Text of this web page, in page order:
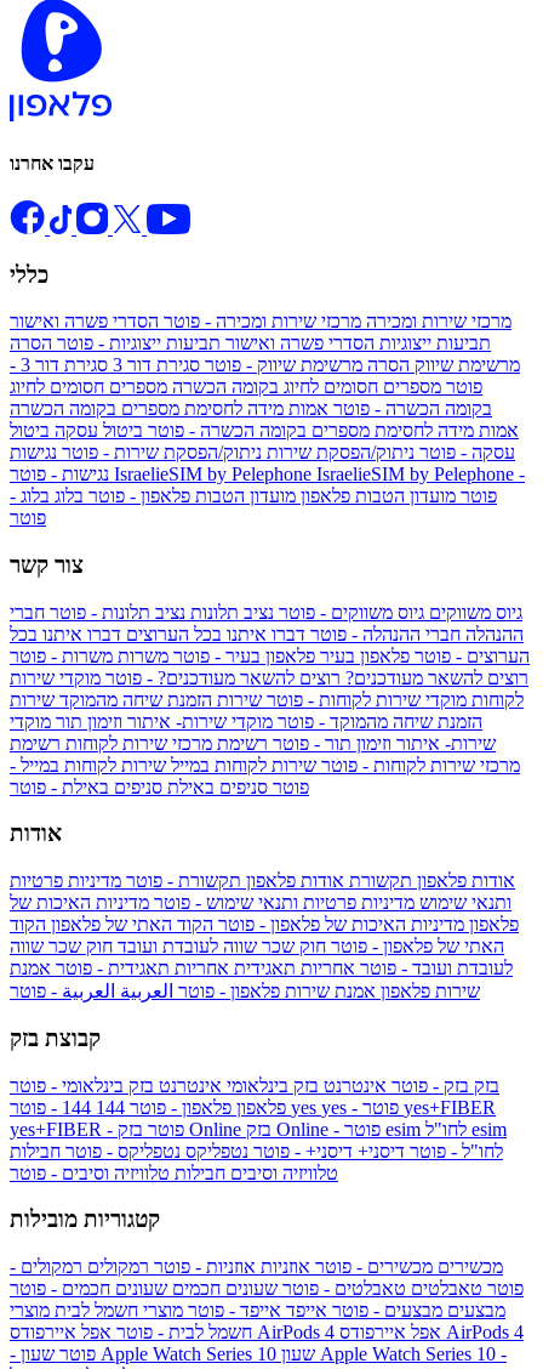
עקבו אחרנו
כללי
מרכזי שירות ומכירה מרכזי שירות ומכירה - פוטר הסדרי פשרה ואישור
תביעות ייצוגיות הסדרי פשרה ואישור תביעות ייצוגיות - פוטר הסרה
מרשימת שיווק הסרה מרשימת שיווק - פוטר סגירת דור 3
סגירת דור 3 -
פוטר מספרים חסומים לחיוג בקומה הכשרה מספרים חסומים לחיוג
בקומה הכשרה - פוטר אמות מידה לחסימת מספרים בקומה הכשרה
אמות מידה לחסימת מספרים בקומה הכשרה - פוטר ביטול עסקה ביטול
עסקה - פוטר ניתוק/הפסקת שירות ניתוק/הפסקת שירות - פוטר נגישות
IsraelieSIM by Pelephone IsraelieSIM by Pelephone -
פוטר מועדון הטבות פלאפון מועדון הטבות פלאפון - פוטר בלוג בלוג -
פוטר
צור קשר
גיוס משווקים גיוס משווקים - פוטר נציב תלונות נציב תלונות - פוטר חברי
ההנהלה חברי ההנהלה - פוטר דברו איתנו בכל הערוצים דברו איתנו בכל
הערוצים - פוטר פלאפון בעיר פלאפון בעיר - פוטר משרות משרות - פוטר
רוצים להשאר מעודכנים? רוצים להשאר מעודכנים? - פוטר מוקדי שירות
לקוחות מוקדי שירות לקוחות - פוטר שירות הזמנת שיחה מהמוקד שירות
הזמנת שיחה מהמוקד - פוטר מוקדי שירות- איתור וזימון תור מוקדי
שירות- איתור וזימון תור - פוטר רשימת מרכזי שירות לקוחות רשימת
מרכזי שירות לקוחות - פוטר שירות לקוחות במייל שירות לקוחות במייל -
פוטר סניפים באילת סניפים באילת - פוטר
אודות
אודות פלאפון תקשורת אודות פלאפון תקשורת - פוטר מדיניות פרטיות
ותנאי שימוש מדיניות פרטיות ותנאי שימוש - פוטר מדיניות האיכות של
פלאפון מדיניות האיכות של פלאפון - פוטר הקוד האתי של פלאפון הקוד
האתי של פלאפון - פוטר חוק שכר שווה לעובדת ועובד חוק שכר שווה
לעובדת ועובד - פוטר אחריות תאגידית אחריות תאגידית - פוטר אמנת
שירות פלאפון אמנת שירות פלאפון - פוטר العربية العربية - פוטר
קבוצת בזק
בזק בזק - פוטר אינטרנט בזק בינלאומי אינטרנט בזק בינלאומי - פוטר
פלאפון פלאפון - פוטר 144 yes
yes+FIBER
yes+FIBER - פוטר בזק Online
esim
לחו"ל - פוטר דיסני+ דיסני+ - פוטר נטפליקס נטפליקס - פוטר חבילות
טלוויזיה וסיבים חבילות טלוויזיה וסיבים - פוטר
קטגוריות מובילות
מכשירים מכשירים - פוטר אוזניות אוזניות - פוטר רמקולים רמקולים -
פוטר טאבלטים טאבלטים - פוטר שעונים חכמים שעונים חכמים - פוטר
מבצעים מבצעים - פוטר אייפד אייפד - פוטר מוצרי חשמל לבית מוצרי
חשמל לבית - פוטר אפל איירפודס AirPods 4 אפל איירפודס AirPods 4
- פוטר שעון Apple Watch Series 10 שעון Apple Watch Series 10 -